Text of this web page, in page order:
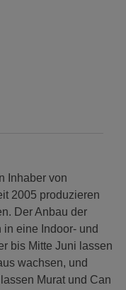
Inhaber von
2005 produzieren
Der Anbau der
eine Indoor- und
bis Mitte Juni lassen
wachsen, und
Murat und Can